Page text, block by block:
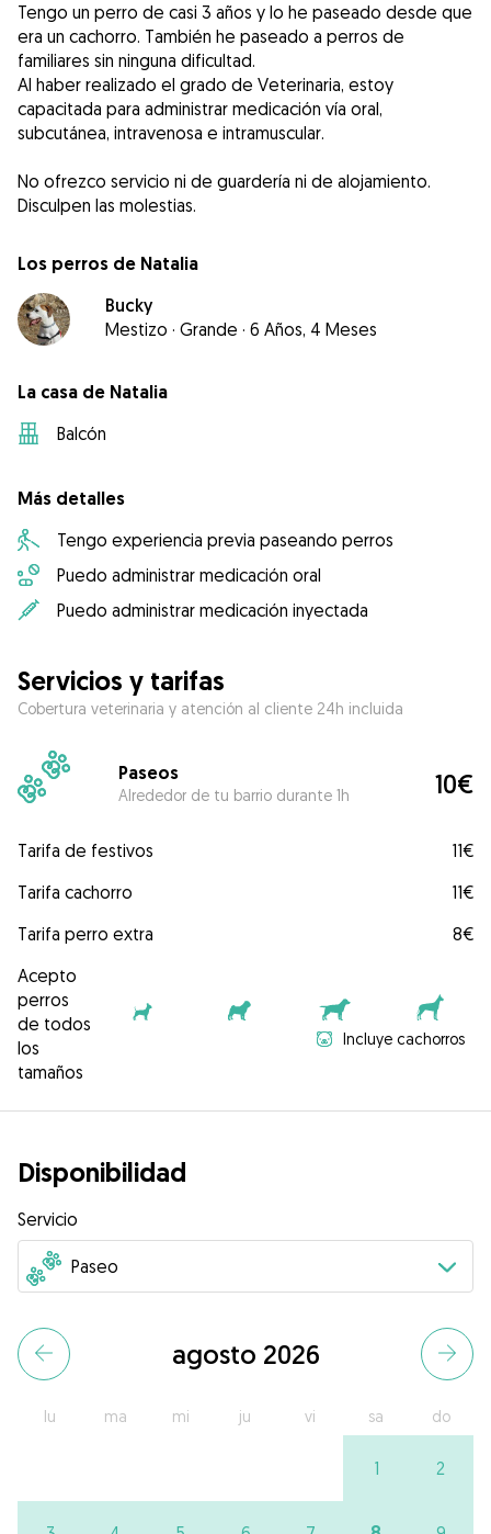
Tengo un perro de casi 3 años y lo he paseado desde que
era un cachorro. También he paseado a perros de
familiares sin ninguna dificultad.
Al haber realizado el grado de Veterinaria, estoy
capacitada para administrar medicación vía oral,
subcutánea, intravenosa e intramuscular.
No ofrezco servicio ni de guardería ni de alojamiento.
Disculpen las molestias.
Los perros de Natalia
Bucky
Mestizo · Grande · 6 Años, 4 Meses
La casa de Natalia
Balcón
Más detalles
Tengo experiencia previa paseando perros
Puedo administrar medicación oral
Puedo administrar medicación inyectada
Servicios y tarifas
Cobertura veterinaria y atención al cliente 24h incluida
Paseos
Alrededor de tu barrio durante 1h 10€
Tarifa de festivos
11€
Tarifa cachorro
11€
Tarifa perro extra
8€
Acepto
perros
de todos
los
tamaños
Incluye cachorros
Disponibilidad
Servicio
agosto 2026
lu ma mi ju vi sa do
1 2